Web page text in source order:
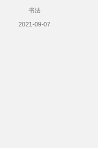
书法
2021-09-07